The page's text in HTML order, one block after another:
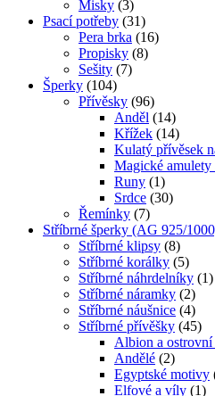
Misky (3)
Psací potřeby (31)
Pera brka (16)
Propisky (8)
Sešity (7)
Šperky (104)
Přívěsky (96)
Anděl (14)
Křížek (14)
Kulatý přívěsek
Magické amulety
Runy (1)
Srdce (30)
Řemínky (7)
Stříbrné šperky (AG 925/
Stříbrné klipsy (8)
Stříbrné korálky (5)
Stříbrné náhrdelníky (1)
Stříbrné náramky (2)
Stříbrné náušnice (4)
Stříbrné přívěšky (45)
Albion a ostrovní
Andělé (2)
Egyptské motivy
Elfové a víly (1)